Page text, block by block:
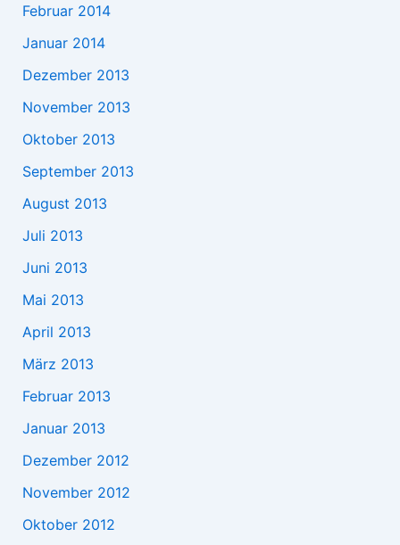
Februar 2014
Januar 2014
Dezember 2013
November 2013
Oktober 2013
September 2013
August 2013
Juli 2013
Juni 2013
Mai 2013
April 2013
März 2013
Februar 2013
Januar 2013
Dezember 2012
November 2012
Oktober 2012